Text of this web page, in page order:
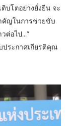
บโตอย่างยั่งยืน จะ
คัญในการช่วยขับ
ต่อไป...”
ประกาศเกียรติคุณ